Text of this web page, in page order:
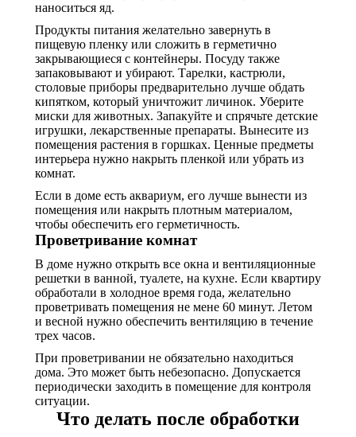
наноситься яд.
Продукты питания желательно завернуть в
пищевую пленку или сложить в герметично
закрывающиеся с контейнеры. Посуду также
запаковывают и убирают. Тарелки, кастрюли,
столовые приборы предварительно лучше обдать
кипятком, который уничтожит личинок. Уберите
миски для животных. Запакуйте и спрячьте детские
игрушки, лекарственные препараты. Вынесите из
помещения растения в горшках. Ценные предметы
интерьера нужно накрыть пленкой или убрать из
комнат.
Если в доме есть аквариум, его лучше вынести из
помещения или накрыть плотным материалом,
чтобы обеспечить его герметичность.
Проветривание комнат
В доме нужно открыть все окна и вентиляционные
решетки в ванной, туалете, на кухне. Если квартиру
обработали в холодное время года, желательно
проветривать помещения не мене 60 минут. Летом
и весной нужно обеспечить вентиляцию в течение
трех часов.
При проветривании не обязательно находиться
дома. Это может быть небезопасно. Допускается
периодически заходить в помещение для контроля
ситуации.
Что делать после обработки